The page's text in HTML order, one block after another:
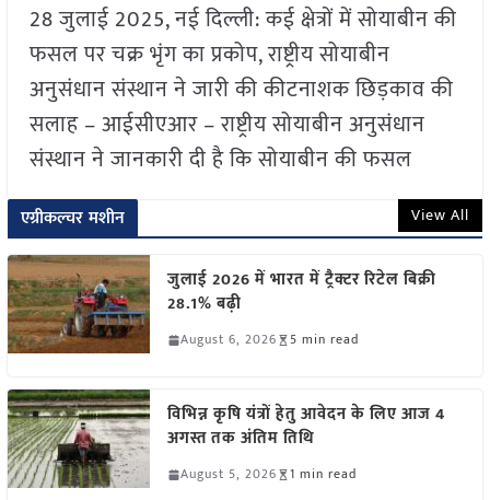
28 जुलाई 2025, नई दिल्ली: कई क्षेत्रों में सोयाबीन की
फसल पर चक्र भृंग का प्रकोप, राष्ट्रीय सोयाबीन
अनुसंधान संस्थान ने जारी की कीटनाशक छिड़काव की
सलाह – आईसीएआर – राष्ट्रीय सोयाबीन अनुसंधान
संस्थान ने जानकारी दी है कि सोयाबीन की फसल
एग्रीकल्चर मशीन View All
जुलाई 2026 में भारत में ट्रैक्टर रिटेल बिक्री
28.1% बढ़ी
August 6, 2026 5 min read
विभिन्न कृषि यंत्रों हेतु आवेदन के लिए आज 4
अगस्त तक अंतिम तिथि
August 5, 2026 1 min read